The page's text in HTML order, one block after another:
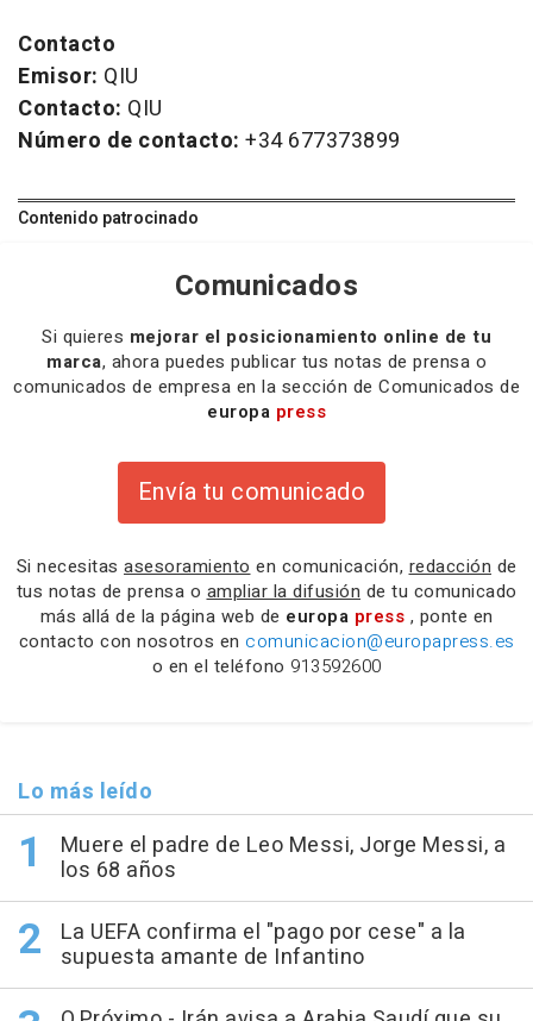
Contacto
Emisor: QIU
Contacto: QIU
Número de contacto: +34 677373899
Contenido patrocinado
Comunicados
Si quieres mejorar el posicionamiento online de tu
marca, ahora puedes publicar tus notas de prensa o
comunicados de empresa en la sección de Comunicados de
europa press
Envía tu comunicado
Si necesitas asesoramiento en comunicación, redacción de
tus notas de prensa o ampliar la difusión de tu comunicado
más allá de la página web de europa press , ponte en
contacto con nosotros en comunicacion@europapress.es
o en el teléfono 913592600
Lo más leído
Muere el padre de Leo Messi, Jorge Messi, a
los 68 años
La UEFA confirma el "pago por cese" a la
supuesta amante de Infantino